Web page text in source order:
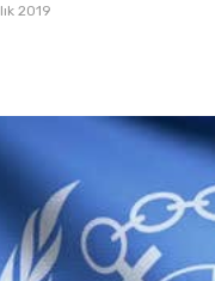
2019